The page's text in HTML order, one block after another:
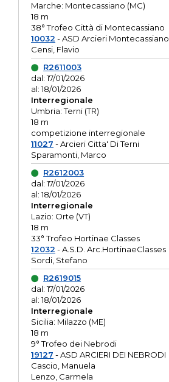
Marche: Montecassiano (MC)
18 m
38° Trofeo Città di Montecassiano
10032 - ASD Arcieri Montecassiano
Censi, Flavio
R2611003
dal: 17/01/2026
al: 18/01/2026
Interregionale
Umbria: Terni (TR)
18 m
competizione interregionale
11027 - Arcieri Citta' Di Terni
Sparamonti, Marco
R2612003
dal: 17/01/2026
al: 18/01/2026
Interregionale
Lazio: Orte (VT)
18 m
33° Trofeo Hortinae Classes
12032 - A.S.D. Arc.HortinaeClasses
Sordi, Stefano
R2619015
dal: 17/01/2026
al: 18/01/2026
Interregionale
Sicilia: Milazzo (ME)
18 m
9° Trofeo dei Nebrodi
19127 - ASD ARCIERI DEI NEBRODI
Cascio, Manuela
Lenzo, Carmela